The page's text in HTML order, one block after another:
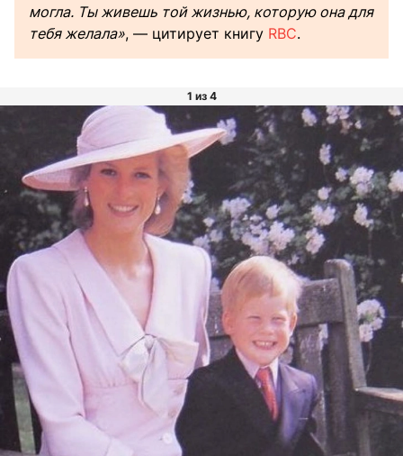
могла. Ты живешь той жизнью, которую она для
тебя желала», — цитирует книгу RBC.
1 из 4